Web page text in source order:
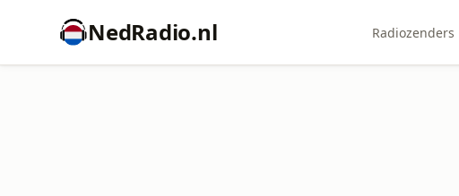
NedRadio.nl Radiozenders